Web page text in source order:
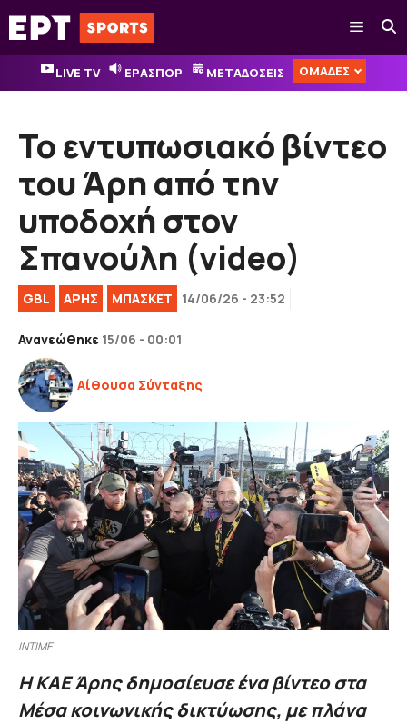
Μετάβαση
σε
περιεχόμενο
Μενού
LIVE TV ΕΡΑΣΠΟΡ ΜΕΤΑΔΟΣΕΙΣ ΟΜΑΔΕΣ
To εντυπωσιακό βίντεο
του Άρη από την
υποδοχή στον
Σπανούλη (video)
GBL ΑΡΗΣ ΜΠΑΣΚΕΤ 14/06/26 - 23:52
Ανανεώθηκε 15/06 - 00:01
Αίθουσα Σύνταξης
ΙΝΤΙΜΕ
Η ΚΑΕ Άρης δημοσίευσε ένα βίντεο στα
Μέσα κοινωνικής δικτύωσης, με πλάνα